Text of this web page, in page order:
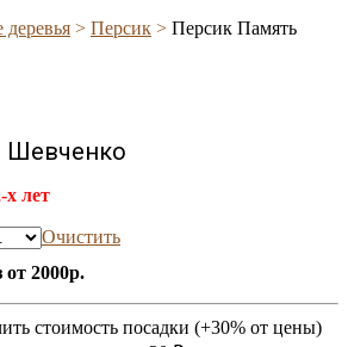
> Персик > Персик Память
Шевченко
х лет
Очистить
2000р.
стоимость посадки (+30% от цены)